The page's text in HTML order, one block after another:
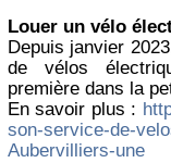
Louer un vélo
Depuis janvier
de vélos
première dans la
En savoir plus :
son-service-de-
Aubervilliers-une